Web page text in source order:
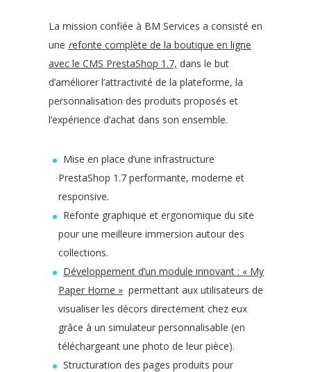
La mission confiée à BM Services a consisté en
une refonte complète de la boutique en ligne
avec le CMS PrestaShop 1.7, dans le but
d’améliorer l’attractivité de la plateforme, la
personnalisation des produits proposés et
l’expérience d’achat dans son ensemble.
Mise en place d’une infrastructure
PrestaShop 1.7 performante, moderne et
responsive.
Refonte graphique et ergonomique du site
pour une meilleure immersion autour des
collections.
Développement d’un module innovant : « My
Paper Home » permettant aux utilisateurs de
visualiser les décors directement chez eux
grâce à un simulateur personnalisable (en
téléchargeant une photo de leur pièce).
Structuration des pages produits pour